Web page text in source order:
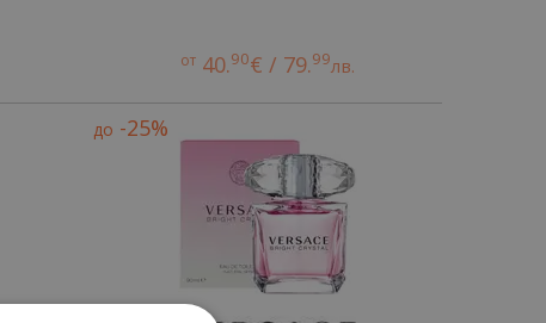
от 40.90€ / 79.99лв.
до -25%